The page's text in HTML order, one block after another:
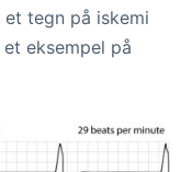
tegn på iskemi
eksempel på